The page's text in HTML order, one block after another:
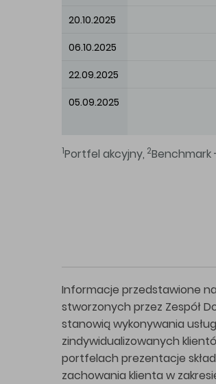
20.10.2025
06.10.2025
22.09.2025
05.09.2025
1Portfel akcyjny, 2Benchmark
Informacje przedstawione
stworzonych przez Zespół
stanowią wykonywania
zindywidualizowanych
portfelach prezentacje
zachowania klienta w